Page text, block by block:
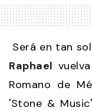
Será en tan
Raphael
Romano de
'Stone &